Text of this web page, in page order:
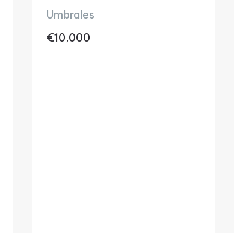
Umbrales
€10,000